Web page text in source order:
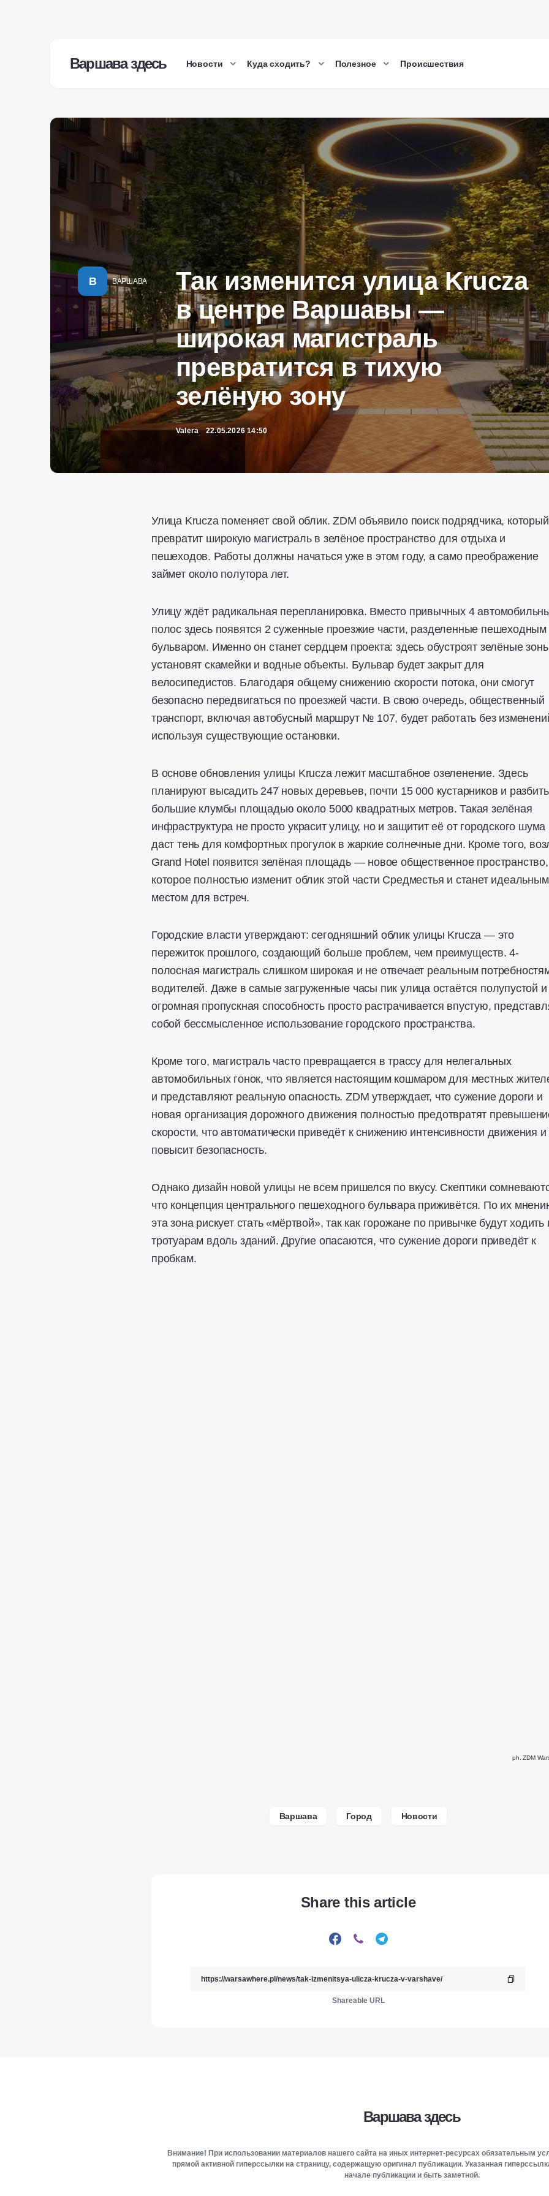
Варшава здесь Новости Куда сходить? Полезное Происшествия
В ВАРШАВА
Так изменится улица Krucza
в центре Варшавы —
широкая магистраль
превратится в тихую
зелёную зону
Valera 22.05.2026 14:50
Улица Krucza поменяет свой облик. ZDM объявило поиск подрядчика, который
превратит широкую магистраль в зелёное пространство для отдыха и
пешеходов. Работы должны начаться уже в этом году, а само преображение
займет около полутора лет.
Улицу ждёт радикальная перепланировка. Вместо привычных 4
полос здесь появятся 2 суженные проезжие части, разделенные пешеходным
бульваром. Именно он станет сердцем проекта: здесь обустроят зелёные
установят скамейки и водные объекты. Бульвар будет закрыт для
велосипедистов. Благодаря общему снижению скорости потока, они смогут
безопасно передвигаться по проезжей части. В свою очередь, общественный
транспорт, включая автобусный маршрут № 107, будет работать без
используя существующие остановки.
В основе обновления улицы Krucza лежит масштабное озеленение. Здесь
планируют высадить 247 новых деревьев, почти 15 000 кустарников и разбить
большие клумбы площадью около 5000 квадратных метров. Такая зелёная
инфраструктура не просто украсит улицу, но и защитит её от городского шума
даст тень для комфортных прогулок в жаркие солнечные дни. Кроме того,
Grand Hotel появится зелёная площадь — новое общественное пространство,
которое полностью изменит облик этой части Средместья и станет идеальным
местом для встреч.
Городские власти утверждают: сегодняшний облик улицы Krucza — это
пережиток прошлого, создающий больше проблем, чем преимуществ. 4-
полосная магистраль слишком широкая и не отвечает реальным
водителей. Даже в самые загруженные часы пик улица остаётся полупустой
огромная пропускная способность просто растрачивается впустую,
собой бессмысленное использование городского пространства.
Кроме того, магистраль часто превращается в трассу для нелегальных
автомобильных гонок, что является настоящим кошмаром для местных
и представляют реальную опасность. ZDM утверждает, что сужение дороги и
новая организация дорожного движения полностью предотвратят
скорости, что автоматически приведёт к снижению интенсивности движения и
повысит безопасность.
Однако дизайн новой улицы не всем пришелся по вкусу. Скептики
что концепция центрального пешеходного бульвара приживётся. По их
эта зона рискует стать «мёртвой», так как горожане по привычке будут ходить
тротуарам вдоль зданий. Другие опасаются, что сужение дороги приведёт к
пробкам.
ph. ZDM
Варшава Город Новости
Share this article
Shareable URL
Варшава здесь
Внимание! При использовании материалов нашего сайта на иных интернет-ресурсах обязательным
прямой активной гиперссылки на страницу, содержащую оригинал публикации. Указанная
начале публикации и быть заметной.